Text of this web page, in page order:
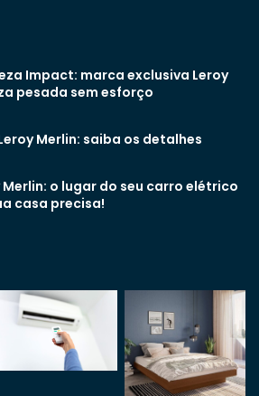
Impact: marca exclusiva Leroy
pesada sem esforço
Merlin: saiba os detalhes
o lugar do seu carro elétrico
casa precisa!